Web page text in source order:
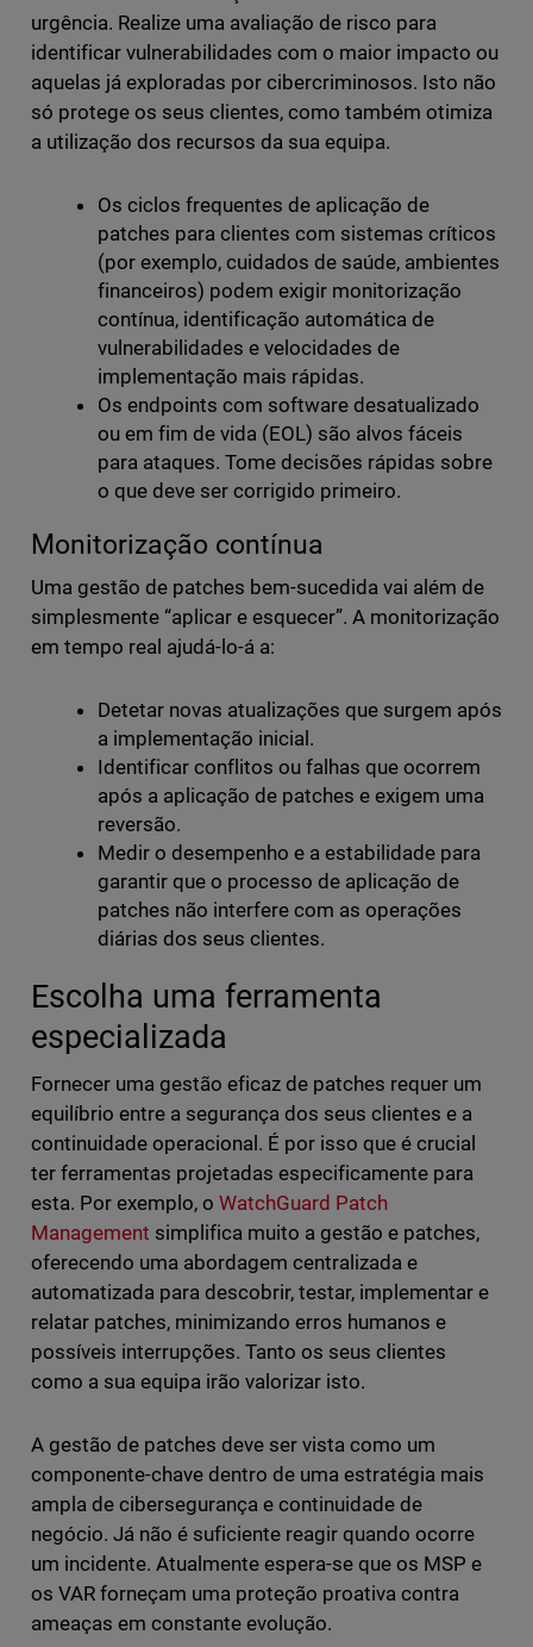
urgência. Realize uma avaliação de risco para
identificar vulnerabilidades com o maior impacto ou
aquelas já exploradas por cibercriminosos. Isto não
só protege os seus clientes, como também otimiza
a utilização dos recursos da sua equipa.
Os ciclos frequentes de aplicação de
patches para clientes com sistemas críticos
(por exemplo, cuidados de saúde, ambientes
financeiros) podem exigir monitorização
contínua, identificação automática de
vulnerabilidades e velocidades de
implementação mais rápidas.
Os endpoints com software desatualizado
ou em fim de vida (EOL) são alvos fáceis
para ataques. Tome decisões rápidas sobre
o que deve ser corrigido primeiro.
Monitorização contínua
Uma gestão de patches bem-sucedida vai além de
simplesmente “aplicar e esquecer”. A monitorização
em tempo real ajudá-lo-á a:
Detetar novas atualizações que surgem após
a implementação inicial.
Identificar conflitos ou falhas que ocorrem
após a aplicação de patches e exigem uma
reversão.
Medir o desempenho e a estabilidade para
garantir que o processo de aplicação de
patches não interfere com as operações
diárias dos seus clientes.
Escolha uma ferramenta
especializada
Fornecer uma gestão eficaz de patches requer um
equilíbrio entre a segurança dos seus clientes e a
continuidade operacional. É por isso que é crucial
ter ferramentas projetadas especificamente para
esta. Por exemplo, o WatchGuard Patch
Management simplifica muito a gestão e patches,
oferecendo uma abordagem centralizada e
automatizada para descobrir, testar, implementar e
relatar patches, minimizando erros humanos e
possíveis interrupções. Tanto os seus clientes
como a sua equipa irão valorizar isto.
A gestão de patches deve ser vista como um
componente-chave dentro de uma estratégia mais
ampla de cibersegurança e continuidade de
negócio. Já não é suficiente reagir quando ocorre
um incidente. Atualmente espera-se que os MSP e
os VAR forneçam uma proteção proativa contra
ameaças em constante evolução.